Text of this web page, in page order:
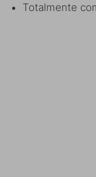
Totalmente